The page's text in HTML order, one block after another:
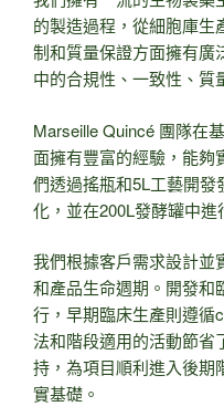
的製造過程，從細胞庫生
制和質量保證方面擁有廣
中的合規性、一致性、質
Marseille Quincé 團隊在
面擁有豐富的經驗，能夠
們透過搖瓶和5L工藝開
化，並在200L發酵罐中進
我們根據客戶需求設計並
和產品生命週期。開發和
行，早期臨床生產則遵循
法和階段適用的活動節省
持，為項目順利進入後期
實基礎。